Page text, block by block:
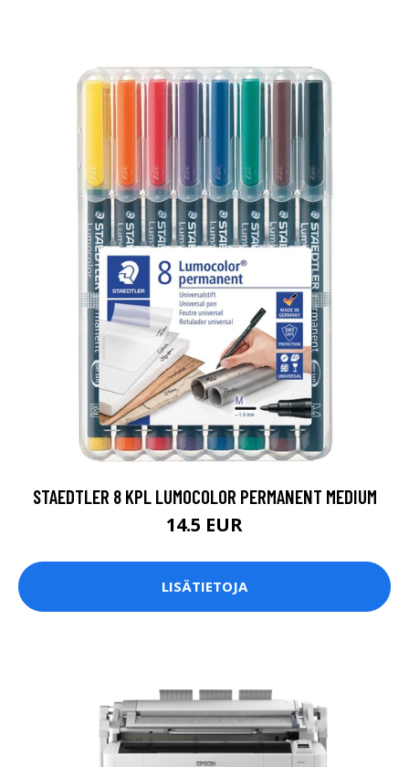
STAEDTLER 8 KPL LUMOCOLOR PERMANENT MEDIUM
14.5 EUR
LISÄTIETOJA